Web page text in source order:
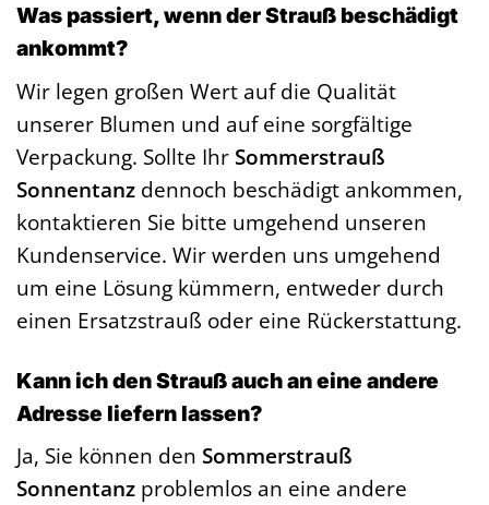
Was passiert, wenn der Strauß beschädigt
ankommt?
Wir legen großen Wert auf die Qualität
unserer Blumen und auf eine sorgfältige
Verpackung. Sollte Ihr Sommerstrauß
Sonnentanz dennoch beschädigt ankommen,
kontaktieren Sie bitte umgehend unseren
Kundenservice. Wir werden uns umgehend
um eine Lösung kümmern, entweder durch
einen Ersatzstrauß oder eine Rückerstattung.
Kann ich den Strauß auch an eine andere
Adresse liefern lassen?
Ja, Sie können den Sommerstrauß
Sonnentanz problemlos an eine andere